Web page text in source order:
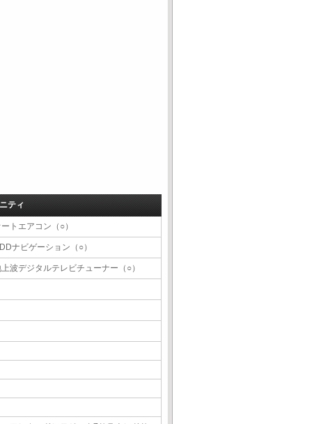
ティ
トエアコン（○）
ナビゲーション（○）
波デジタルテレビチューナー（○）